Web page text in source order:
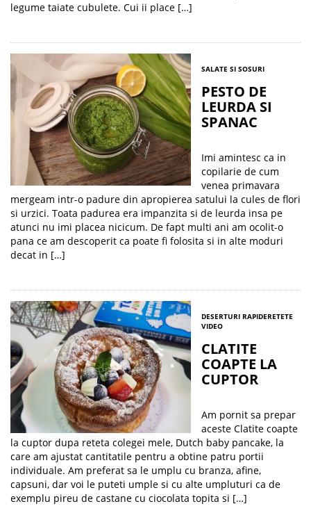
legume taiate cubulete. Cui ii place […]
SALATE SI SOSURI
PESTO DE
LEURDA SI
SPANAC
Imi amintesc ca in
copilarie de cum
venea primavara
mergeam intr-o padure din apropierea satului la cules de flori
si urzici. Toata padurea era impanzita si de leurda insa pe
atunci nu imi placea nicicum. De fapt multi ani am ocolit-o
pana ce am descoperit ca poate fi folosita si in alte moduri
decat in […]
DESERTURI RAPIDERETETE
VIDEO
CLATITE
COAPTE LA
CUPTOR
Am pornit sa prepar
aceste Clatite coapte
la cuptor dupa reteta colegei mele, Dutch baby pancake, la
care am ajustat cantitatile pentru a obtine patru portii
individuale. Am preferat sa le umplu cu branza, afine,
capsuni, dar voi le puteti umple si cu alte umpluturi ca de
exemplu pireu de castane cu ciocolata topita si […]